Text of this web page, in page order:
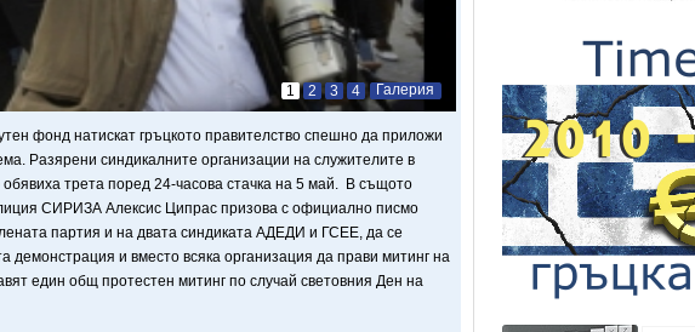
Галерия
4
3
2
1
фонд натискат гръцкото правителство спешно да приложи
Разярени синдикалните организации на служителите в
трета поред 24-часова стачка на 5 май. В същото
СИРИЗА Алексис Ципрас призова с официално писмо
партия и на двата синдиката АДЕДИ и ГСЕЕ, да се
демонстрация и вместо всяка организация да прави митинг на
един общ протестен митинг по случай световния Ден на